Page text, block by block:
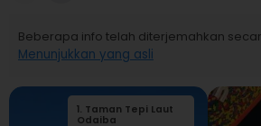
Beberapa info telah diterjemahkan
Menunjukkan yang asli
1. Taman Tepi Laut
Odaiba